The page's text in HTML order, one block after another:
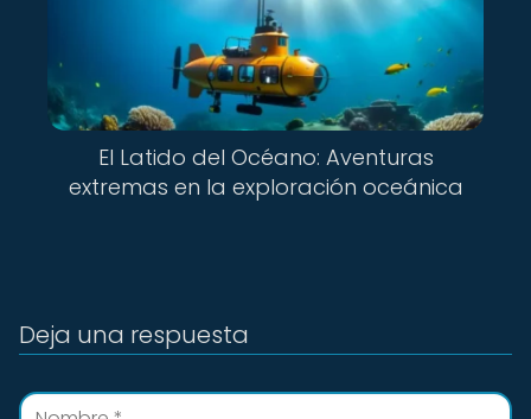
El Latido del Océano: Aventuras
extremas en la exploración oceánica
Deja una respuesta